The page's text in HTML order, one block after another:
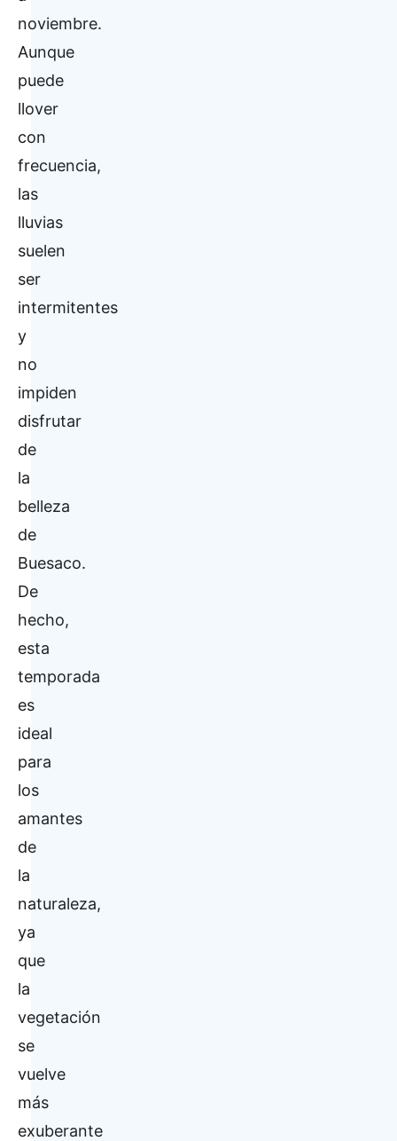
noviembre.
Aunque
puede
llover
con
frecuencia,
las
lluvias
suelen
ser
intermitentes
y
no
impiden
disfrutar
de
la
belleza
de
Buesaco.
De
hecho,
esta
temporada
es
ideal
para
los
amantes
de
la
naturaleza,
ya
que
la
vegetación
se
vuelve
más
exuberante